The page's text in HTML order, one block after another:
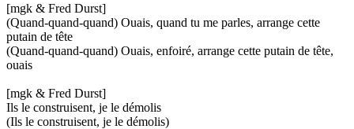
[mgk & Fred Durst]
(Quand-quand-quand) Ouais, quand tu me parles, arrange cette
putain de tête
(Quand-quand-quand) Ouais, enfoiré, arrange cette putain de tête,
ouais
[mgk & Fred Durst]
Ils le construisent, je le démolis
(Ils le construisent, je le démolis)